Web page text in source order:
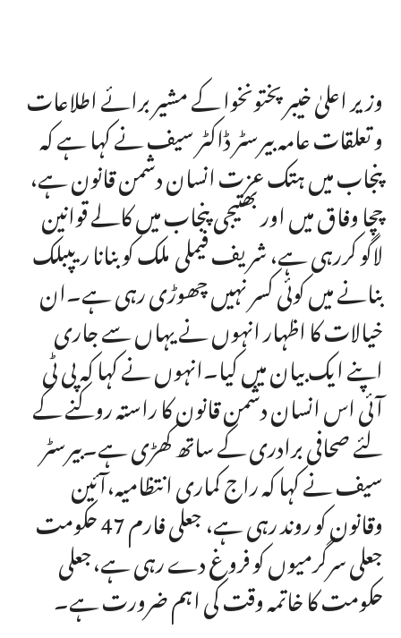
وزیر اعلیٰ خیبر پختونخوا کے مشیر برائے اطلاعات
و تعلقات عامہ بیرسٹر ڈاکٹر سیف نے کہا ہے کہ
پنجاب میں ہتک عزت انسان دشمن قانون ہے،
چچا وفاق میں اور بھتیجی پنجاب میں کالے قوانین
لاگو کررہی ہے، شریف فیملی ملک کو بنانا ریپبلک
بنانے میں کوئی کسر نہیں چھوڑی رہی ہے۔ان
خیالات کا اظہار انہوں نے یہاں سے جاری
اپنے ایک بیان میں کیا۔انہوں نے کہا کہ پی ٹی
آئی اس انسان دشمن قانون کا راستہ روکنے کے
لئے صحافی برادری کے ساتھ کھڑی ہے۔بیرسٹر
سیف نے کہا کہ راج کماری انتظامیہ،آئین
وقانون کو روند رہی ہے، جعلی فارم 47 حکومت
جعلی سرگرمیوں کو فروغ دے رہی ہے،جعلی
حکومت کا خاتمہ وقت کی اہم ضرورت ہے۔